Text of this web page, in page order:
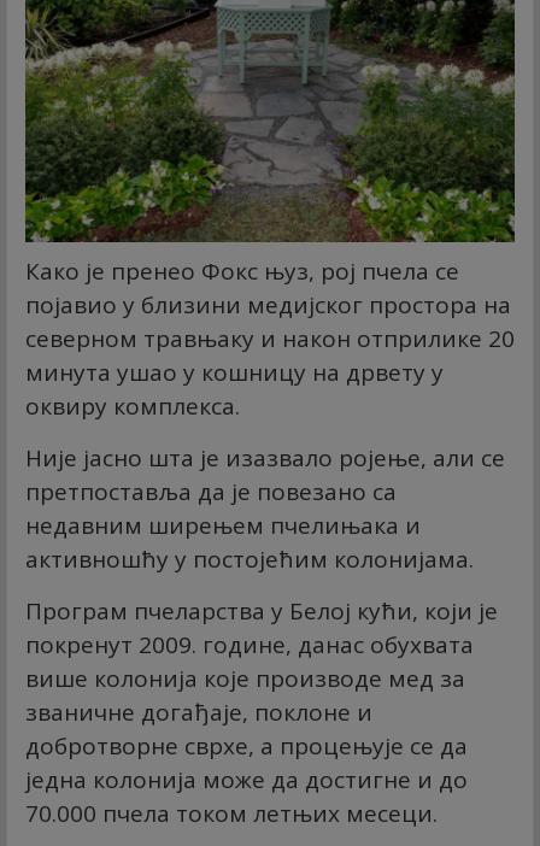
Како је пренео Фокс њуз, рој пчела се
појавио у близини медијског простора на
северном травњаку и након отприлике 20
минута ушао у кошницу на дрвету у
оквиру комплекса.
Није јасно шта је изазвало ројење, али се
претпоставља да је повезано са
недавним ширењем пчелињака и
активношћу у постојећим колонијама.
Програм пчеларства у Белој кући, који је
покренут 2009. године, данас обухвата
више колонија које производе мед за
званичне догађаје, поклоне и
добротворне сврхе, а процењује се да
једна колонија може да достигне и до
70.000 пчела током летњих месеци.